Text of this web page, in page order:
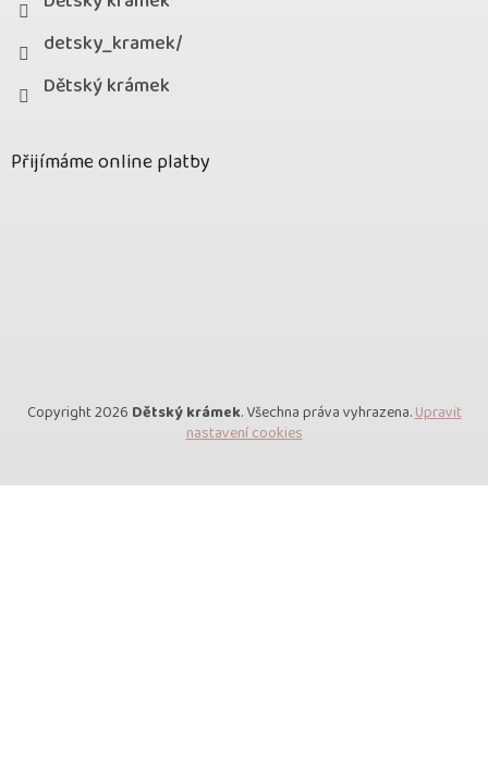
detsky_kramek/
Dětský krámek
Přijímáme online platby
Copyright 2026 Dětský krámek. Všechna práva vyhrazena.Upravit
nastavení cookies